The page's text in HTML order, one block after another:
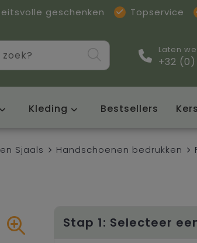
geschenken Topservice
Laten
+32
Kleding Bestsellers
Sjaals Handschoenen bedrukken
Stap 1: Selecteer